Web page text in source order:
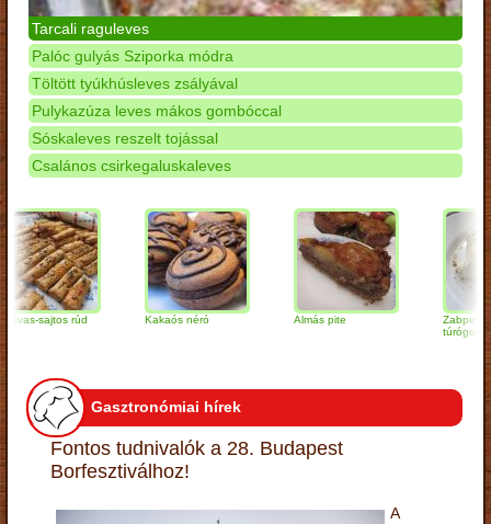
Tarcali raguleves
Palóc gulyás Sziporka módra
Töltött tyúkhúsleves zsályával
Pulykazúza leves mákos gombóccal
Sóskaleves reszelt tojással
Csalános csirkegaluskaleves
sajtos rúd Kakaós néró Almás pite
Zabpelyhes
túrógombóc
Gasztronómiai hírek
Fontos tudnivalók a 28. Budapest
Borfesztiválhoz!
A